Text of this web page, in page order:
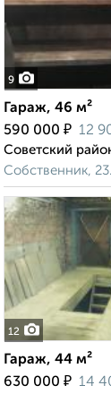
9
Гараж, 46 м²
590 000 ₽ 12
Советский
Собственник,
12
Гараж, 44 м²
630 000 ₽ 14